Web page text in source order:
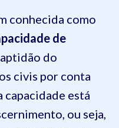
conhecida como
de
aptidão do
civis por conta
capacidade está
ou seja,